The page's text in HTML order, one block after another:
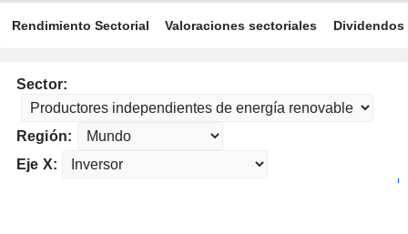
Rendimiento Sectorial Valoraciones sectoriales
Sector:
Región:
Eje X: